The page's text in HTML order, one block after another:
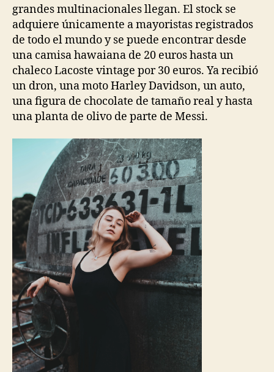
grandes multinacionales llegan. El stock se
adquiere únicamente a mayoristas registrados
de todo el mundo y se puede encontrar desde
una camisa hawaiana de 20 euros hasta un
chaleco Lacoste vintage por 30 euros. Ya recibió
un dron, una moto Harley Davidson, un auto,
una figura de chocolate de tamaño real y hasta
una planta de olivo de parte de Messi.